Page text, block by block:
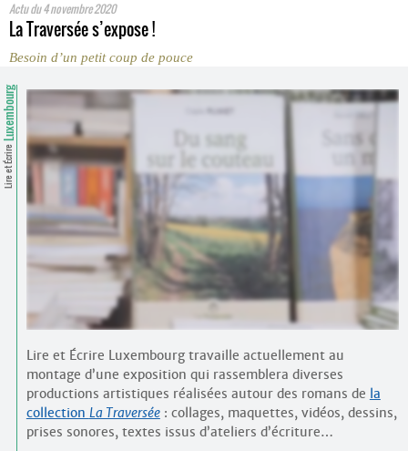
Regards croisés
Ressources pédagogiques
Comprendre et parler
Bienvenue en Belgique
Contacts
Trouver un lieu d’alphabétisation
Actu du4 novembre 2020
La Traversée s’expose !
Besoin d’un petit coup de pouce
Lire et Écrire
Luxembourg
Lire et Écrire Luxembourg travaille actuellement au
montage d’une exposition qui rassemblera diverses
productions artistiques réalisées autour des romans de la
collection La Traversée: collages, maquettes, vidéos, dessins,
prises sonores, textes issus d’ateliers d’écriture…